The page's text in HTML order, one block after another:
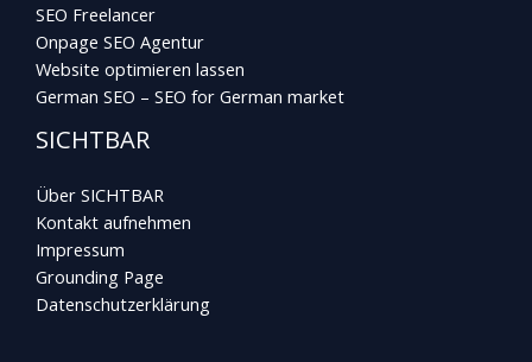
SEO Freelancer
Onpage SEO Agentur
Website optimieren lassen
German SEO – SEO for German market
SICHTBAR
Über SICHTBAR
Kontakt aufnehmen
Impressum
Grounding Page
Datenschutzerklärung